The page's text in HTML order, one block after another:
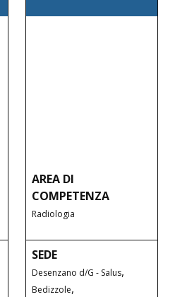
AREA DI
COMPETENZA
Radiologia
SEDE
Desenzano d/G - Salus,
Bedizzole,